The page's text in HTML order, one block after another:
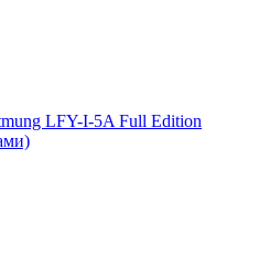
LFY-I-5A Full Edition